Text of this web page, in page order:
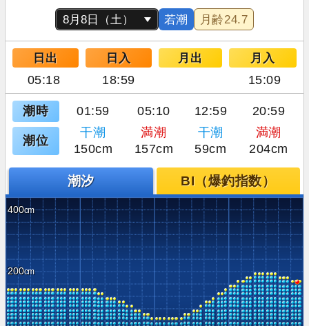
若潮 月齢24.7
日出 日入 月出 月入
05:18 18:59 15:09
潮時 01:59 05:10 12:59 20:59
潮位
干潮 満潮 干潮
満潮
150cm
157cm 59cm 204cm
潮汐 BI（爆釣指数）
400
200